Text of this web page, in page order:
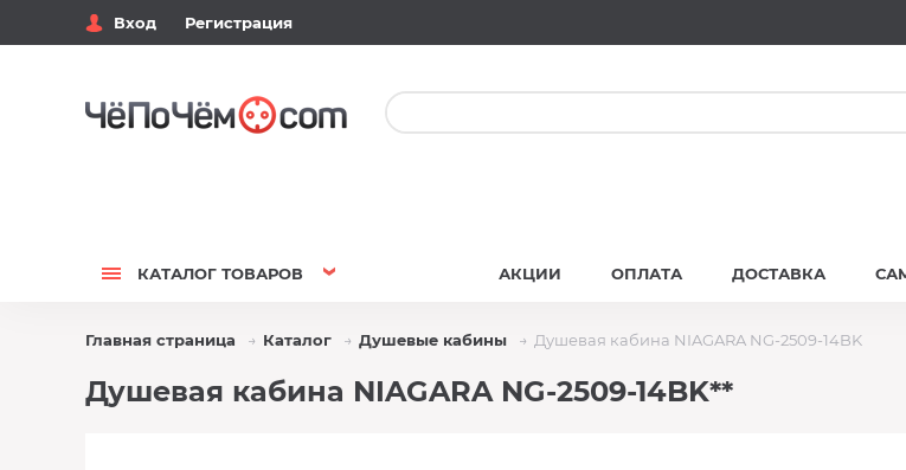
Вход Регистрация
КАТАЛОГ ТОВАРОВ АКЦИИ ОПЛАТА ДОСТАВКА
Главная страница Каталог Душевые кабины Душевая кабина NIAGARA NG-2509-14BK
Душевая кабина NIAGARA NG-2509-14BK**